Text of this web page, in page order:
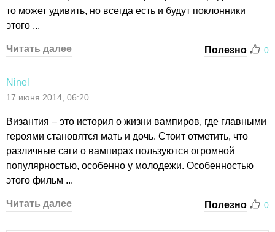
то может удивить, но всегда есть и будут поклонники
этого ...
Читать далее Полезно 0
Ninel
17 июня 2014, 06:20
Византия – это история о жизни вампиров, где главными
героями становятся мать и дочь. Стоит отметить, что
различные саги о вампирах пользуются огромной
популярностью, особенно у молодежи. Особенностью
этого фильм ...
Читать далее Полезно 0